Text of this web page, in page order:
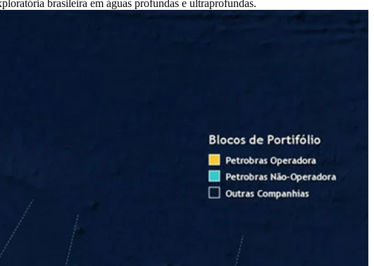
brasileira em águas profundas e ultraprofundas.